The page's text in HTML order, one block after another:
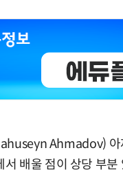
Ahmadov) 아
배울 점이 상당 부